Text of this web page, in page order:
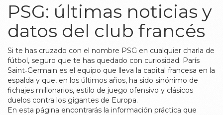
PSG: últimas noticias y
datos del club francés
Si te has cruzado con el nombre PSG en cualquier charla de
fútbol, seguro que te has quedado con curiosidad. París
Saint‑Germain es el equipo que lleva la capital francesa en la
espalda y que, en los últimos años, ha sido sinónimo de
fichajes millonarios, estilo de juego ofensivo y clásicos
duelos contra los gigantes de Europa.
En esta página encontrarás la información práctica que